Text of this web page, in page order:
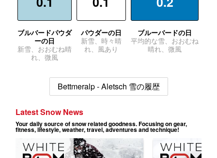
ブルバードパウダ
ーの日
新雪、おおむね晴
れ、微風
パウダーの日
新雪、時々晴
れ、風あり
ブルーバードの日
平均的な雪、おおむね
晴れ、微風
Bettmeralp - Aletsch 雪の履歴